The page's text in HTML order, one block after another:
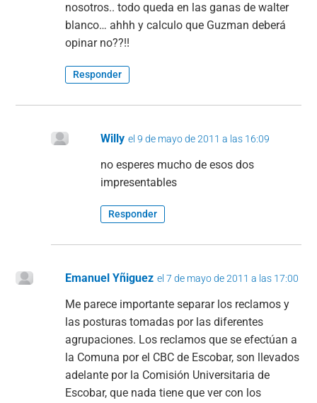
nosotros.. todo queda en las ganas de walter
blanco… ahhh y calculo que Guzman deberá
opinar no??!!
Responder
Willy el 9 de mayo de 2011 a las 16:09
no esperes mucho de esos dos
impresentables
Responder
Emanuel Yñiguez el 7 de mayo de 2011 a las 17:00
Me parece importante separar los reclamos y
las posturas tomadas por las diferentes
agrupaciones. Los reclamos que se efectúan a
la Comuna por el CBC de Escobar, son llevados
adelante por la Comisión Universitaria de
Escobar, que nada tiene que ver con los